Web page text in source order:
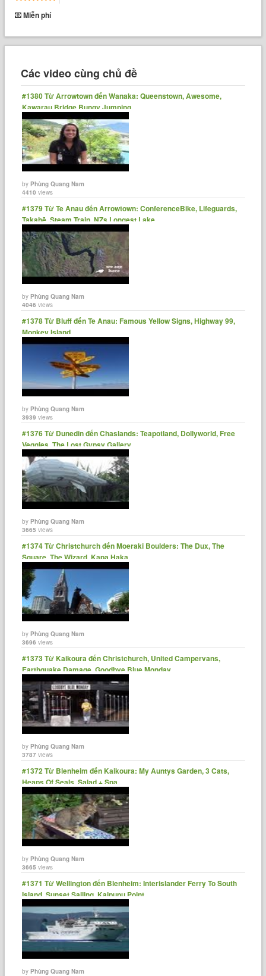
Miễn phí
Các video cùng chủ đề
#1380 Từ Arrowtown đến Wanaka: Queenstown, Awesome,
Kawarau Bridge Bungy Jumping
byPhùng Quang Nam
4410 views
#1379 Từ Te Anau đến Arrowtown: ConferenceBike, Lifeguards,
Takahē, Steam Train, NZs Longest Lake
byPhùng Quang Nam
4046 views
#1378 Từ Bluff đến Te Anau: Famous Yellow Signs, Highway 99,
Monkey Island
byPhùng Quang Nam
3939 views
#1376 Từ Dunedin đến Chaslands: Teapotland, Dollyworld, Free
Veggies, The Lost Gypsy Gallery
byPhùng Quang Nam
3665 views
#1374 Từ Christchurch đến Moeraki Boulders: The Dux, The
Square, The Wizard, Kapa Haka
byPhùng Quang Nam
3696 views
#1373 Từ Kaikoura đến Christchurch, United Campervans,
Earthquake Damage, Goodbye Blue Monday.
byPhùng Quang Nam
3787 views
#1372 Từ Blenheim đến Kaikoura: My Auntys Garden, 3 Cats,
Heaps Of Seals, Salad + Spa
byPhùng Quang Nam
3665 views
#1371 Từ Wellington đến Blenheim: Interislander Ferry To South
Island, Sunset Sailing, Kaipupu Point
byPhùng Quang Nam